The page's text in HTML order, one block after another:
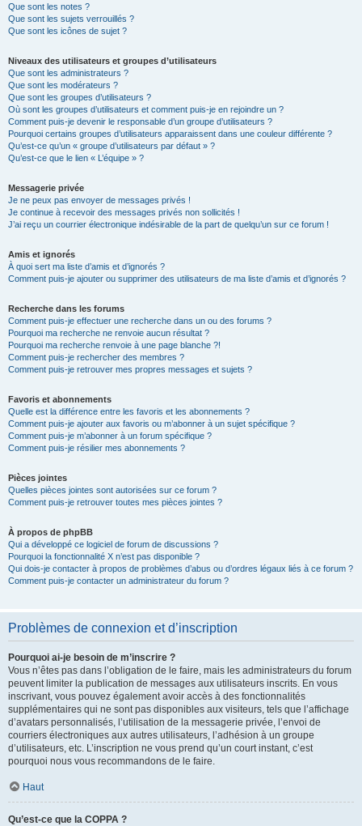
Que sont les notes ?
Que sont les sujets verrouillés ?
Que sont les icônes de sujet ?
Niveaux des utilisateurs et groupes d’utilisateurs
Que sont les administrateurs ?
Que sont les modérateurs ?
Que sont les groupes d’utilisateurs ?
Où sont les groupes d’utilisateurs et comment puis-je en rejoindre un ?
Comment puis-je devenir le responsable d’un groupe d’utilisateurs ?
Pourquoi certains groupes d’utilisateurs apparaissent dans une couleur différente ?
Qu’est-ce qu’un « groupe d’utilisateurs par défaut » ?
Qu’est-ce que le lien « L’équipe » ?
Messagerie privée
Je ne peux pas envoyer de messages privés !
Je continue à recevoir des messages privés non sollicités !
J’ai reçu un courrier électronique indésirable de la part de quelqu’un sur ce forum !
Amis et ignorés
À quoi sert ma liste d’amis et d’ignorés ?
Comment puis-je ajouter ou supprimer des utilisateurs de ma liste d’amis et d’ignorés ?
Recherche dans les forums
Comment puis-je effectuer une recherche dans un ou des forums ?
Pourquoi ma recherche ne renvoie aucun résultat ?
Pourquoi ma recherche renvoie à une page blanche ?!
Comment puis-je rechercher des membres ?
Comment puis-je retrouver mes propres messages et sujets ?
Favoris et abonnements
Quelle est la différence entre les favoris et les abonnements ?
Comment puis-je ajouter aux favoris ou m’abonner à un sujet spécifique ?
Comment puis-je m’abonner à un forum spécifique ?
Comment puis-je résilier mes abonnements ?
Pièces jointes
Quelles pièces jointes sont autorisées sur ce forum ?
Comment puis-je retrouver toutes mes pièces jointes ?
À propos de phpBB
Qui a développé ce logiciel de forum de discussions ?
Pourquoi la fonctionnalité X n’est pas disponible ?
Qui dois-je contacter à propos de problèmes d’abus ou d’ordres légaux liés à ce forum ?
Comment puis-je contacter un administrateur du forum ?
Problèmes de connexion et d’inscription
Pourquoi ai-je besoin de m’inscrire ?
Vous n’êtes pas dans l’obligation de le faire, mais les administrateurs du forum
peuvent limiter la publication de messages aux utilisateurs inscrits. En vous
inscrivant, vous pouvez également avoir accès à des fonctionnalités
supplémentaires qui ne sont pas disponibles aux visiteurs, tels que l’affichage
d’avatars personnalisés, l’utilisation de la messagerie privée, l’envoi de
courriers électroniques aux autres utilisateurs, l’adhésion à un groupe
d’utilisateurs, etc. L’inscription ne vous prend qu’un court instant, c’est
pourquoi nous vous recommandons de le faire.
Haut
Qu’est-ce que la COPPA ?